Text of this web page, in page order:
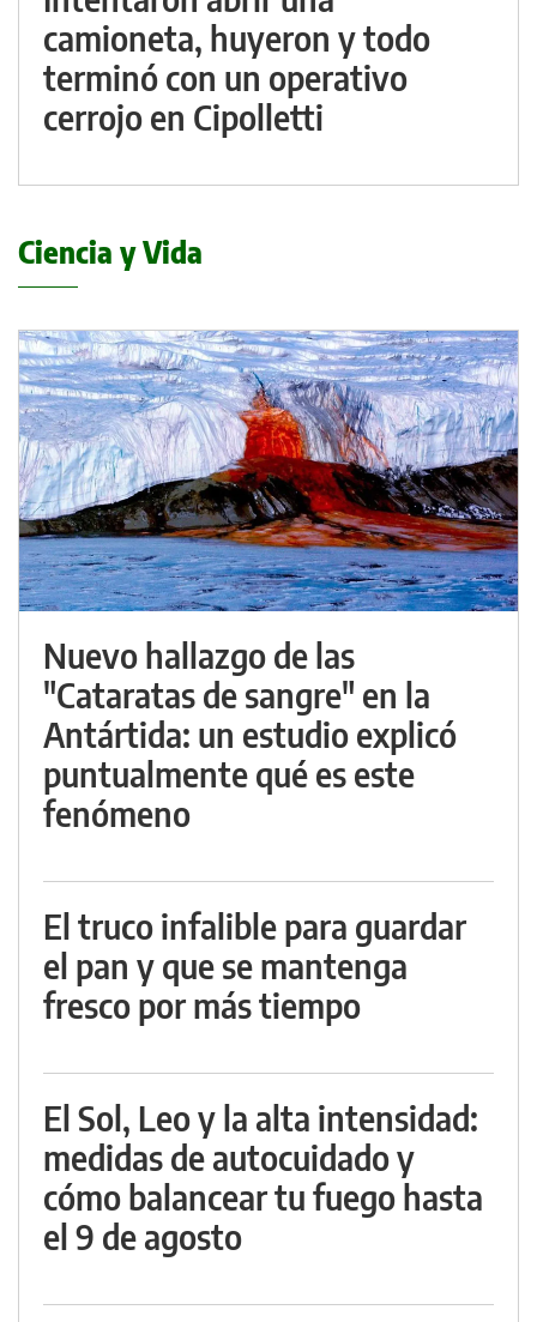
camioneta, huyeron y todo
terminó con un operativo
cerrojo en Cipolletti
Ciencia y Vida
Nuevo hallazgo de las
"Cataratas de sangre" en la
Antártida: un estudio explicó
puntualmente qué es este
fenómeno
El truco infalible para guardar
el pan y que se mantenga
fresco por más tiempo
El Sol, Leo y la alta intensidad:
medidas de autocuidado y
cómo balancear tu fuego hasta
el 9 de agosto